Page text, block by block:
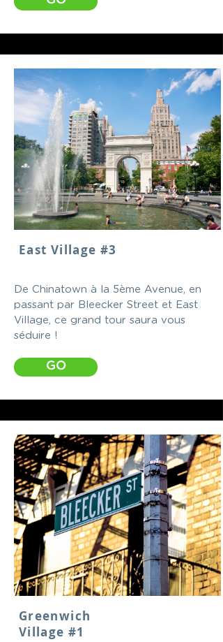
East Village #3
De Chinatown à la 5ème Avenue, en
passant par Bleecker Street et East
Village, ce grand tour saura vous
séduire !
GO
Greenwich
Village #1